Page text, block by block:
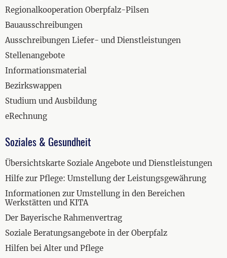
Regionalkooperation Oberpfalz-Pilsen
Bauausschreibungen
Ausschreibungen Liefer- und Dienstleistungen
Stellenangebote
Informationsmaterial
Bezirkswappen
Studium und Ausbildung
eRechnung
Soziales & Gesundheit
Übersichtskarte Soziale Angebote und Dienstleistungen
Hilfe zur Pflege: Umstellung der Leistungsgewährung
Informationen zur Umstellung in den Bereichen
Werkstätten und KITA
Der Bayerische Rahmenvertrag
Soziale Beratungsangebote in der Oberpfalz
Hilfen bei Alter und Pflege